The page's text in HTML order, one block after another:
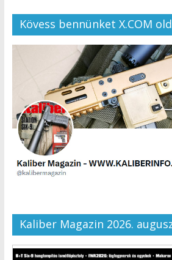
Kövess bennünket X.COM
Kaliber Magazin 2026.